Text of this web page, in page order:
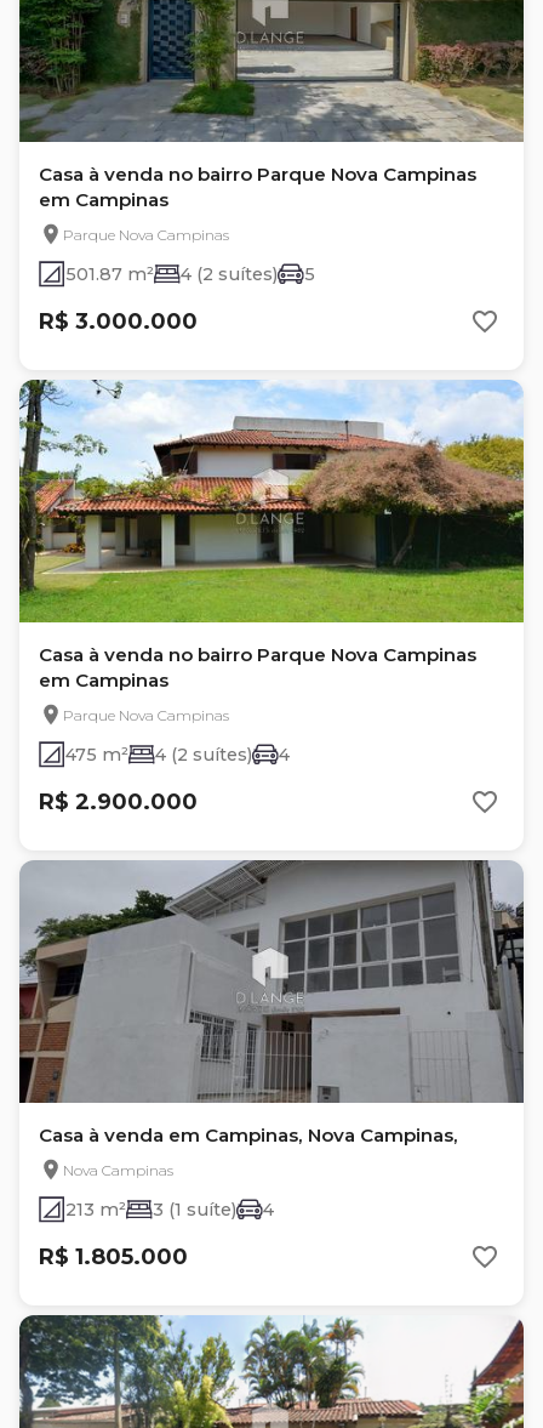
Casa à venda no bairro Parque Nova Campinas
em Campinas
Parque Nova Campinas
501.87 m² 4 (2 suítes) 5
R$ 3.000.000
Casa à venda no bairro Parque Nova Campinas
em Campinas
Parque Nova Campinas
475 m² 4 (2 suítes) 4
R$ 2.900.000
Casa à venda em Campinas, Nova Campinas,
Nova Campinas
213 m² 3 (1 suíte) 4
R$ 1.805.000